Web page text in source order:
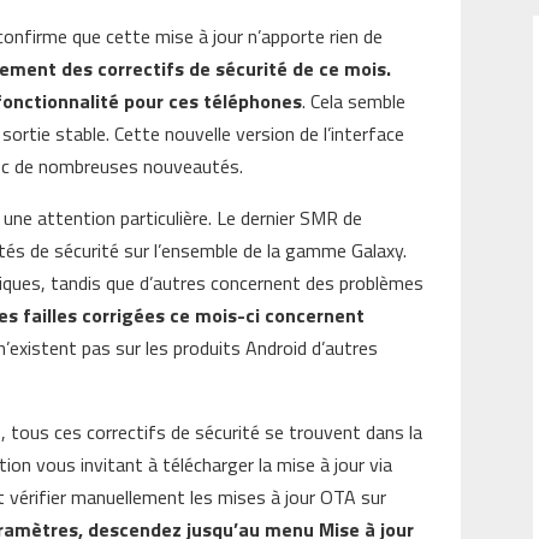
que cette mise à jour n’apporte rien de
des correctifs de sécurité de ce mois.
pour ces téléphones. Cela semble
stable. Cette nouvelle version de l’interface
de nombreuses nouveautés.
attention particulière. Le dernier SMR de
de sécurité sur l’ensemble de la gamme Galaxy.
tandis que d’autres concernent des problèmes
failles corrigées ce mois-ci concernent
pas sur les produits Android d’autres
tous ces correctifs de sécurité se trouvent dans la
vous invitant à télécharger la mise à jour via
manuellement les mises à jour OTA sur
descendez jusqu’au menu Mise à jour